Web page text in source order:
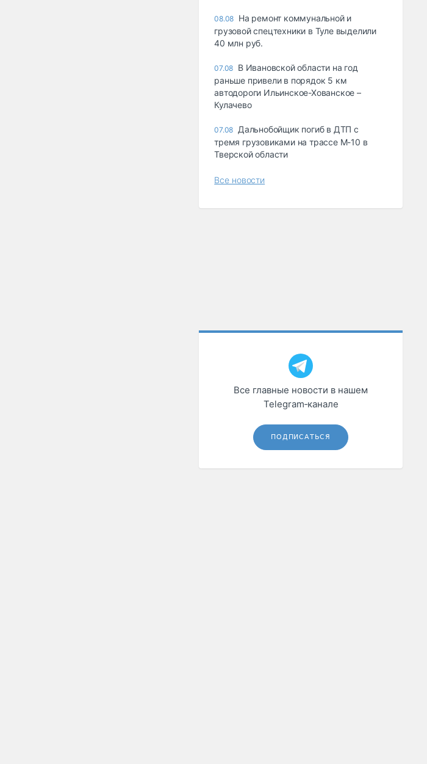
08.08 На ремонт коммунальной и
грузовой спецтехники в Туле выделили
40 млн руб.
07.08 В Ивановской области на год
раньше привели в порядок 5 км
автодороги Ильинское-Хованское –
Кулачево
07.08 Дальнобойщик погиб в ДТП с
тремя грузовиками на трассе М-10 в
Тверской области
Все новости
Все главные новости в нашем
Telegram‑канале
ПОДПИСАТЬСЯ